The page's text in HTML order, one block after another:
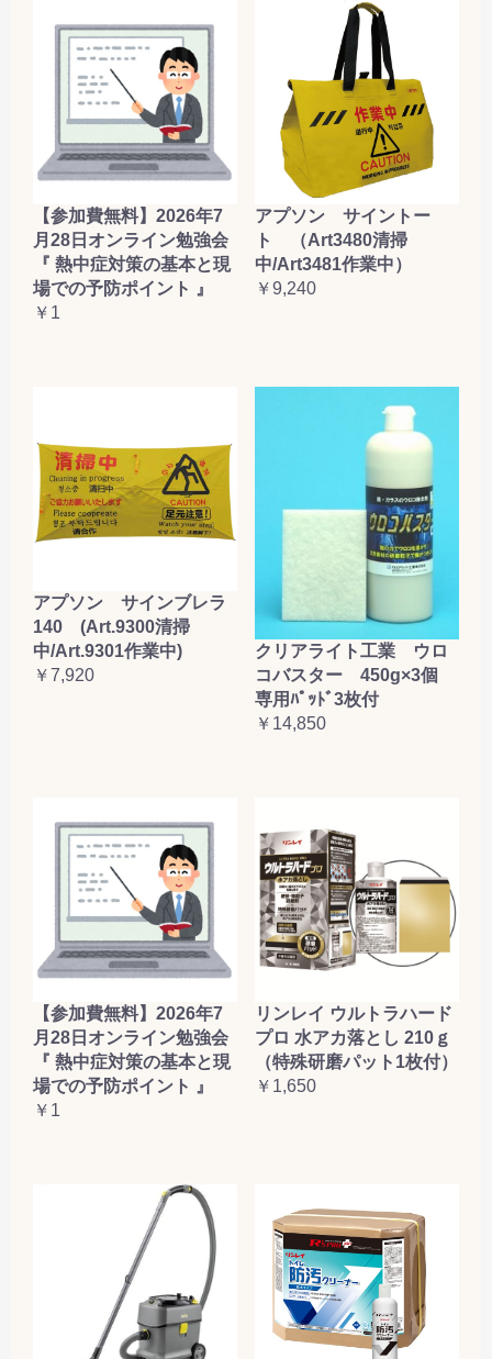
【参加費無料】2026年7
月28日オンライン勉強会
『 熱中症対策の基本と現
場での予防ポイント 』
￥1
アプソン サイントー
ト （Art3480清掃
中/Art3481作業中）
￥9,240
アプソン サインブレラ
140 (Art.9300清掃
中/Art.9301作業中)
￥7,920
クリアライト工業 ウロ
コバスター 450g×3個
専用ﾊﾟｯﾄﾞ3枚付
￥14,850
【参加費無料】2026年7
月28日オンライン勉強会
『 熱中症対策の基本と現
場での予防ポイント 』
￥1
リンレイ ウルトラハード
プロ 水アカ落とし 210ｇ
（特殊研磨パット1枚付）
￥1,650